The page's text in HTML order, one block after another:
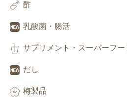
酢
乳酸菌・腸活
サプリメント・スーパーフー
だし
梅製品